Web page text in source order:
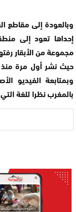
وبالعودة إلى مقاطع
إحداها تعود إلى
مجموعة من الأبقار
وبمتابعة الفيديو
بالمغرب نظرا للغة